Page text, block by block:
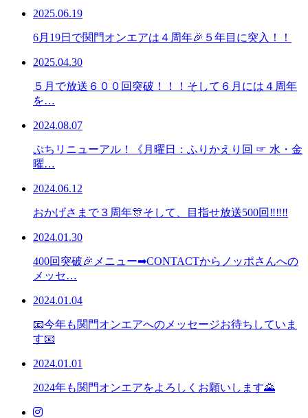
2025.06.19
6月19日で関門オンエアは４周年🎉５年目に突入！！
2025.04.30
５月で放送６００回突破！！！そして６月には４周年
を…
2024.08.07
ぷちリニューアル！《月曜日：ふりかえり回 ☞ 水・金
曜…
2024.06.12
おかげさまで３周年🎊そして、目指せ放送500回‼‼‼
2024.01.30
400回突破🎉メニュー➡CONTACTからノッポさんへの
メッセ…
2024.01.04
📧今年も関門オンエアへのメッセージお待ちしていま
す📧
2024.01.01
2024年も関門オンエアをよろしくお願いします🌄